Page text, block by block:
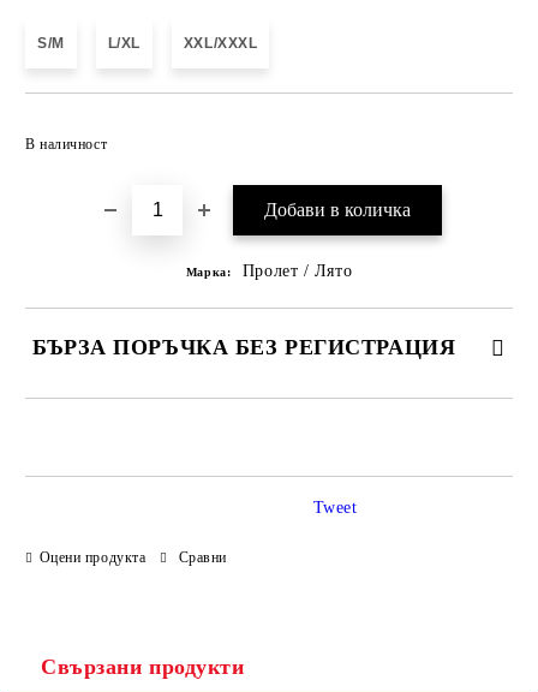
S/M L/XL XXL/XXXL
В наличност
Марка: Пролет / Лято
БЪРЗА ПОРЪЧКА БЕЗ РЕГИСТРАЦИЯ
Оцени продукта Сравни
Tweet
Свързани продукти